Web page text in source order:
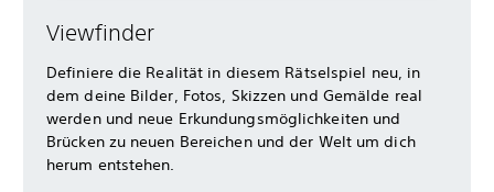
Viewfinder
Definiere die Realität in diesem Rätselspiel neu, in
dem deine Bilder, Fotos, Skizzen und Gemälde real
werden und neue Erkundungsmöglichkeiten und
Brücken zu neuen Bereichen und der Welt um dich
herum entstehen.